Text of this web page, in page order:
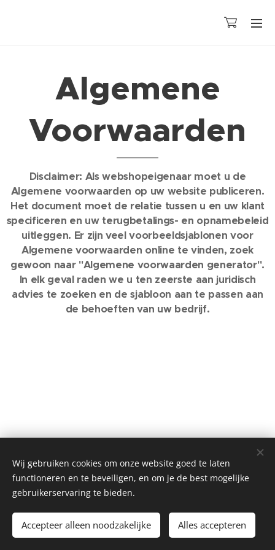
Algemene
Voorwaarden
Disclaimer: Als webshopeigenaar moet u de
Algemene voorwaarden op uw website publiceren.
Het document moet de relatie tussen u en uw klant
specificeren en uw terugbetalings- en opnamebeleid
uitleggen. Er zijn veel voorbeeldsjablonen voor
Algemene voorwaarden online te vinden, zoek
gewoon naar "Algemene voorwaarden generator".
In elk geval raden we u ten zeerste aan juridisch
advies te zoeken en de sjabloon aan te passen aan
de behoeften van uw bedrijf.
Copyright 2025 Immonetwerk vzw - Alle rechten voorbehouden
Privacy-Disclaimer-Cookiebeleid Cookies
Wij gebruiken cookies om onze website goed te laten
functioneren en te beveiligen, en om je de best mogelijke
gebruikerservaring te bieden.
Accepteer alleen noodzakelijke Alles accepteren